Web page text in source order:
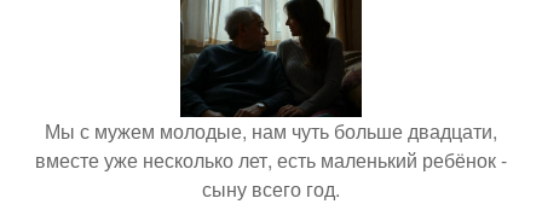
Мы с мужем молодые, нам чуть больше двадцати,
вместе уже несколько лет, есть маленький ребёнок -
сыну всего год.